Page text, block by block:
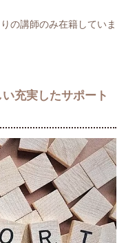
の講師のみ在籍していま
充実したサポート